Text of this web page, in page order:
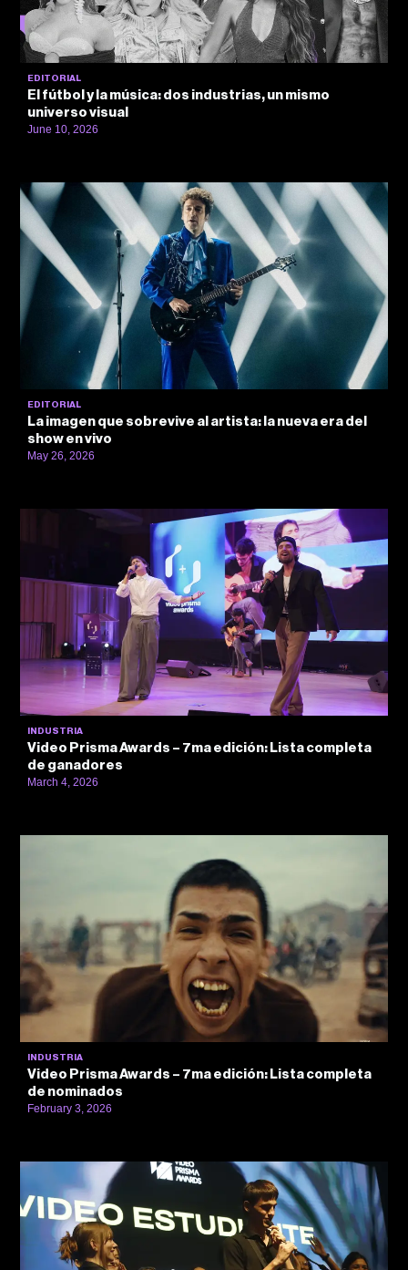
EDITORIAL
El fútbol y la música: dos industrias, un mismo
universo visual
June 10, 2026
EDITORIAL
La imagen que sobrevive al artista: la nueva era del
show en vivo
May 26, 2026
INDUSTRIA
Video Prisma Awards – 7ma edición: Lista completa
de ganadores
March 4, 2026
INDUSTRIA
Video Prisma Awards – 7ma edición: Lista completa
de nominados
February 3, 2026